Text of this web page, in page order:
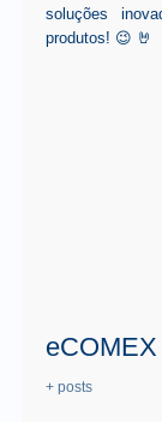
soluções
produtos! 😉 🤘
+ posts